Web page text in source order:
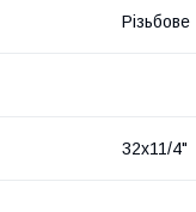
Різьбове
32х11/4"